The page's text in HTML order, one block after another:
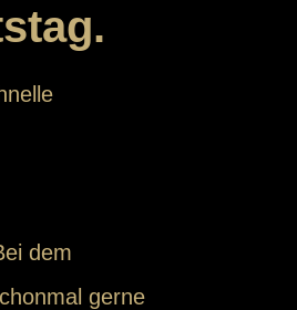
dem
gerne